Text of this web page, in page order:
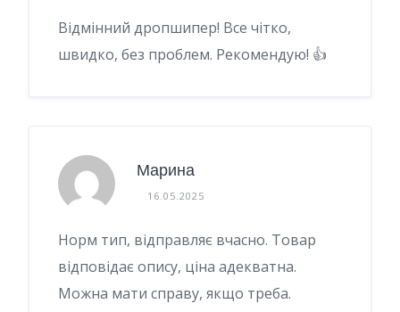
Відмінний дропшипер! Все чітко,
швидко, без проблем. Рекомендую! 👍
Марина
16.05.2025
Норм тип, відправляє вчасно. Товар
відповідає опису, ціна адекватна.
Можна мати справу, якщо треба.